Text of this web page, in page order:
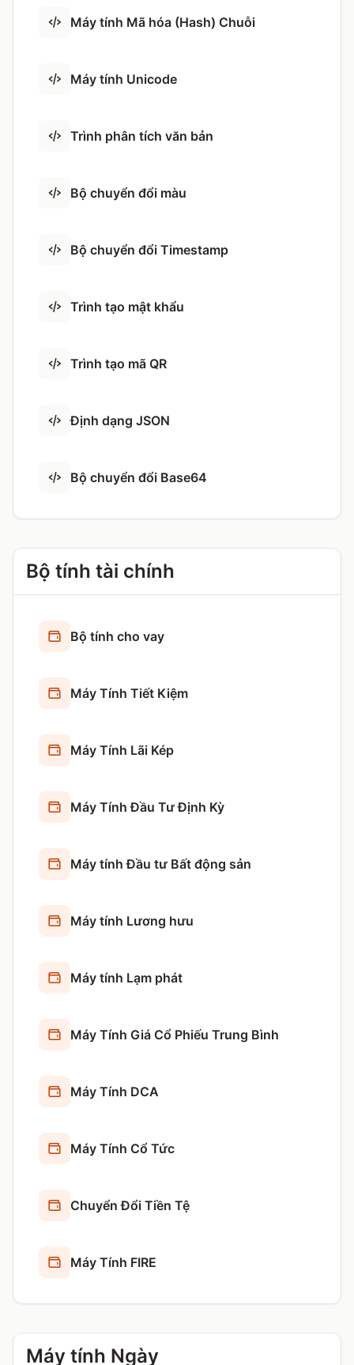
Máy tính Mã hóa (Hash) Chuỗi
Máy tính Unicode
Trình phân tích văn bản
Bộ chuyển đổi màu
Bộ chuyển đổi Timestamp
Trình tạo mật khẩu
Trình tạo mã QR
Định dạng JSON
Bộ chuyển đổi Base64
Bộ tính tài chính
Bộ tính cho vay
Máy Tính Tiết Kiệm
Máy Tính Lãi Kép
Máy Tính Đầu Tư Định Kỳ
Máy tính Đầu tư Bất động sản
Máy tính Lương hưu
Máy tính Lạm phát
Máy Tính Giá Cổ Phiếu Trung Bình
Máy Tính DCA
Máy Tính Cổ Tức
Chuyển Đổi Tiền Tệ
Máy Tính FIRE
Máy tính Ngày